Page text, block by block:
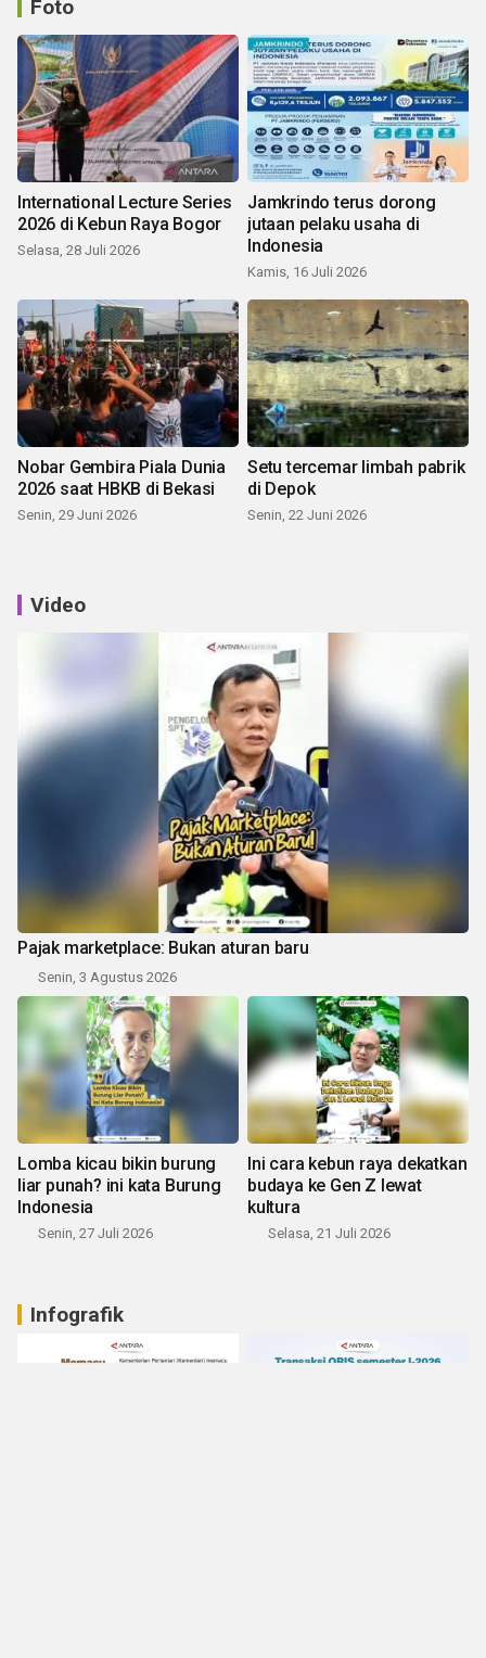
Foto
International Lecture Series
2026 di Kebun Raya Bogor
Selasa, 28 Juli 2026
Jamkrindo terus dorong
jutaan pelaku usaha di
Indonesia
Kamis, 16 Juli 2026
Nobar Gembira Piala Dunia
2026 saat HBKB di Bekasi
Senin, 29 Juni 2026
Setu tercemar limbah pabrik
di Depok
Senin, 22 Juni 2026
Video
Pajak marketplace: Bukan aturan baru
Senin, 3 Agustus 2026
Lomba kicau bikin burung
liar punah? ini kata Burung
Indonesia
Senin, 27 Juli 2026
Ini cara kebun raya dekatkan
budaya ke Gen Z lewat
kultura
Selasa, 21 Juli 2026
Infografik